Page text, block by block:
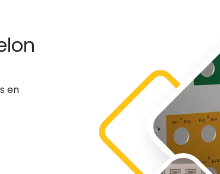
en